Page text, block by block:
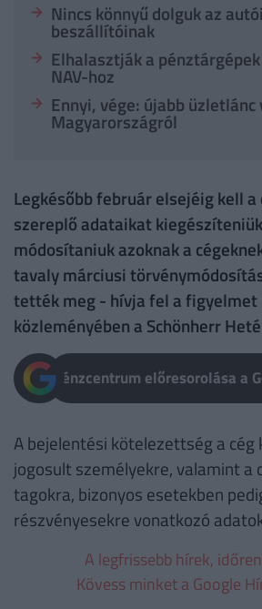
Nincs könnyű dolguk az
beszállítóinak
Elhalasztják a
NAV-hoz
Ennyi, vége: újabb üzletlánc
Magyarországról
Legkésőbb február elsejéig kell a
szereplő adataikat
módosítaniuk azoknak a
tavaly márciusi
tették meg - hívja fel a figyelmet
közleményében a Schönherr
Pénzcentrum előresorolása a
A bejelentési kötelezettség a cég
jogosult személyekre, valamint a
tagokra, bizonyos esetekben
részvényesekre vonatkozó
A legfrissebb hírek,
Kövess minket a Google